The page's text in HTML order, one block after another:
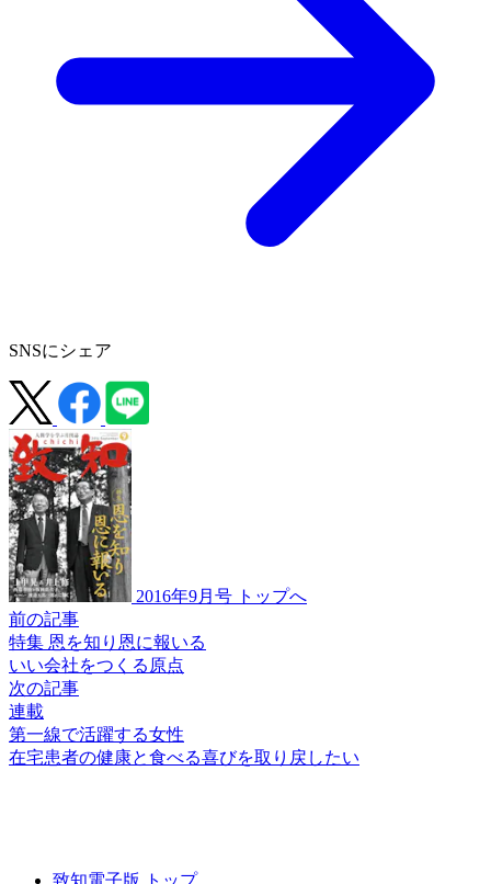
SNSにシェア
2016年9月号 トップへ
前の記事
特集 恩を知り恩に報いる
いい会社をつくる原点
次の記事
連載
第一線で活躍する女性
在宅患者の健康と食べる喜びを取り戻したい
致知電子版 トップ